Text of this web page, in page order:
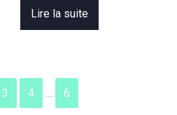
Lire la suite
3 4 … 6